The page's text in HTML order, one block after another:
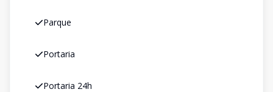
Parque
Portaria
Portaria 24h